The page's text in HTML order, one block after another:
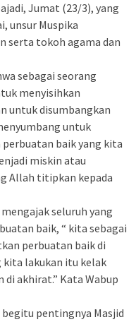
Jumat (23/3), yang
unsur Muspika
serta tokoh agama dan
sebagai seorang
menyisihkan
untuk disumbangkan
untuk
baik yang kita
miskin atau
Allah titipkan kepada
seluruh yang
baik, “ kita sebagai
perbuatan baik di
kita lakukan itu kelak
akhirat.” Kata Wabup
pentingnya Masjid